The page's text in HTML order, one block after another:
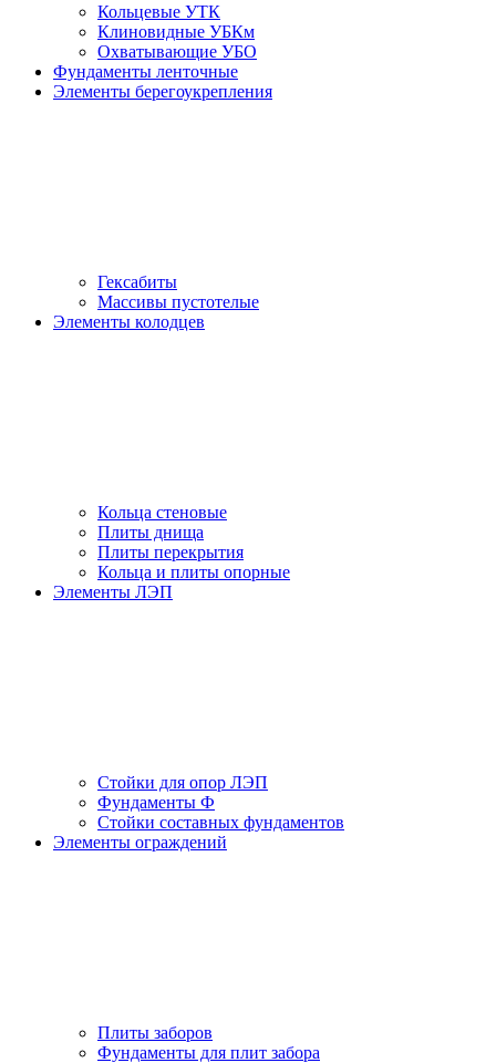
Кольцевые УТК
Клиновидные УБКм
Охватывающие УБО
Фундаменты ленточные
Элементы берегоукрепления
Гексабиты
Массивы пустотелые
Элементы колодцев
Кольца стеновые
Плиты днища
Плиты перекрытия
Кольца и плиты опорные
Элементы ЛЭП
Стойки для опор ЛЭП
Фундаменты Ф
Стойки составных фундаментов
Элементы ограждений
Плиты заборов
Фундаменты для плит забора